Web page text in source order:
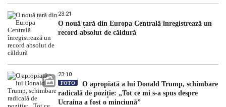
23:21
O nouă țară din Europa Centrală înregistrează un
record absolut de căldură
23:10
FOTO
O apropiată a lui Donald Trump, schimbare
radicală de poziție: „Tot ce mi s-a spus despre
Ucraina a fost o minciună”